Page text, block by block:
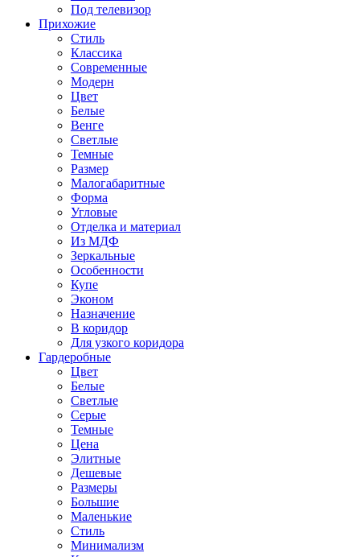
Под телевизор
Прихожие
Стиль
Классика
Современные
Модерн
Цвет
Белые
Венге
Светлые
Темные
Размер
Малогабаритные
Форма
Угловые
Отделка и материал
Из МДФ
Зеркальные
Особенности
Купе
Эконом
Назначение
В коридор
Для узкого коридора
Гардеробные
Цвет
Белые
Светлые
Серые
Темные
Цена
Элитные
Дешевые
Размеры
Большие
Маленькие
Стиль
Минимализм